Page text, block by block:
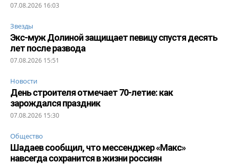
07.08.2026 16:03
Звезды
Экс-муж Долиной защищает певицу спустя десять
лет после развода
07.08.2026 15:51
Новости
День строителя отмечает 70-летие: как
зарождался праздник
07.08.2026 15:30
Общество
Шадаев сообщил, что мессенджер «Макс»
навсегда сохранится в жизни россиян